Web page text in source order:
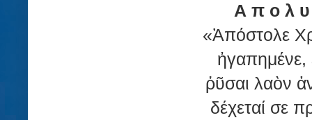
Α π ο λ υ
«Ἀπόστολε
ἠγαπημένε,
ῥῦσαι λαὸν
δέχεταί σε